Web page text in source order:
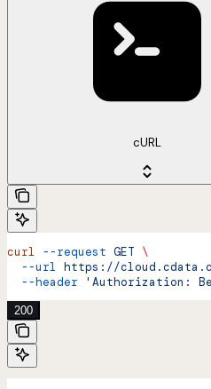
cURL
curl --request GET \
  --url
https://
  --header
'Authorization:
200